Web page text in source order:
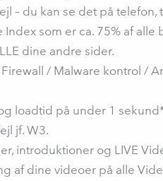
– du kan se det på
som er ca. 75% af
dine andre sider.
/ Malware kontrol /
loadtid på under 1
jf. W3.
introduktioner og LIVE
af dine videoer på alle